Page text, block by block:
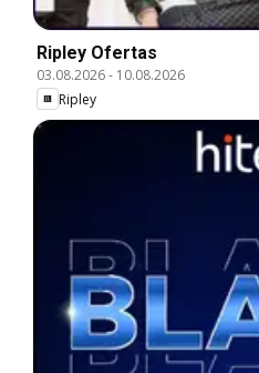
Ripley Ofertas
03.08.2026- 10.08.2026
Ripley